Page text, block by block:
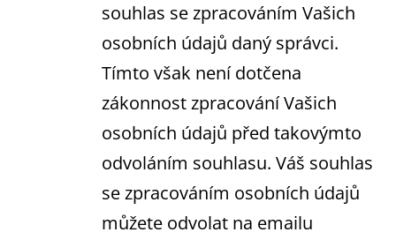
souhlas se zpracováním Vašich
osobních údajů daný správci.
Tímto však není dotčena
zákonnost zpracování Vašich
osobních údajů před takovýmto
odvoláním souhlasu. Váš souhlas
se zpracováním osobních údajů
můžete odvolat na emailu